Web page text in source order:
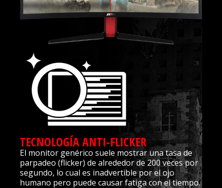
TECNOLOGÍA ANTI-FLICKER
El monitor genérico suele mostrar una tasa de
parpadeo (flicker) de alrededor de 200 veces por
segundo, lo cual es inadvertible por el ojo
humano pero puede causar fatiga con el tiempo.